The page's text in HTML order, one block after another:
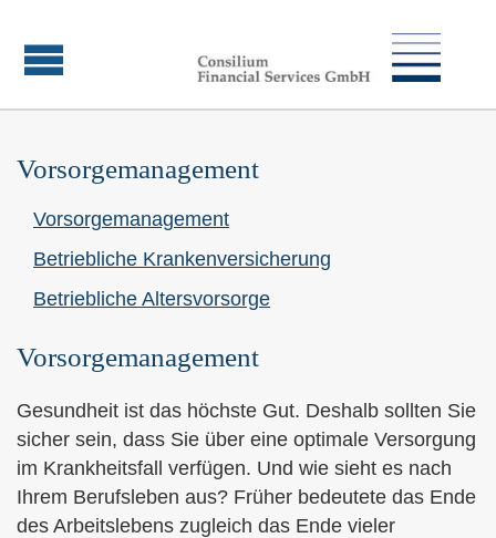
Vorsorgemanagement
Vorsorgemanagement
Betriebliche Kranken­ver­si­che­rung
Betriebliche Alters­vorsorge
Vorsorgemanagement
Gesundheit ist das höchste Gut. Deshalb sollten Sie
sicher sein, dass Sie über eine optimale Versorgung
im Krankheitsfall verfügen. Und wie sieht es nach
Ihrem Berufsleben aus? Früher bedeutete das Ende
des Arbeitslebens zugleich das Ende vieler